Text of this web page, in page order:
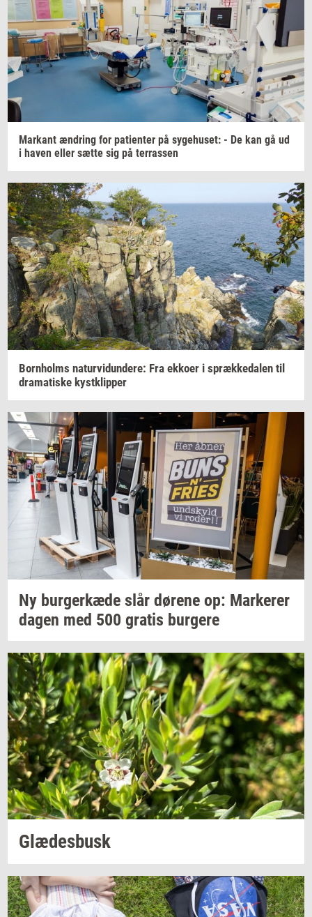
Mar­kant æn­dring for pa­tien­ter på sy­ge­hu­set: - De kan gå ud
i haven eller sætte sig på ter­ras­sen
Born­holms na­tur­vi­dun­de­re: Fra ek­ko­er i spræk­ke­da­len til
dra­ma­ti­ske kyst­klip­per
Ny bur­ger­kæ­de slår dø­re­ne op: Mar­ke­rer
dagen med 500 gra­tis bur­ge­re
Glæ­des­busk